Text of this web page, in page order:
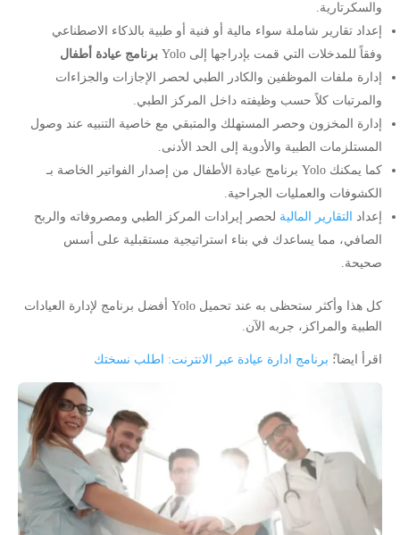
والسكرتارية.
إعداد تقارير شاملة سواء مالية أو فنية أو طبية بالذكاء الاصطناعي
وفقاً للمدخلات التي قمت بإدراجها إلى Yolo
برنامج عيادة أطفال
إدارة ملفات الموظفين والكادر الطبي لحصر الإجازات والجزاءات
والمرتبات كلاً حسب وظيفته داخل المركز الطبي.
إدارة المخزون وحصر المستهلك والمتبقي مع خاصية التنبيه عند وصول
المستلزمات الطبية والأدوية إلى الحد الأدنى.
كما يمكنك Yolo برنامج عيادة الأطفال من إصدار الفواتير الخاصة بـ
الكشوفات والعمليات الجراحية.
إعداد
التقارير المالية لحصر إيرادات المركز الطبي ومصروفاته والربح
الصافي، مما يساعدك في بناء استراتيجية مستقبلية على أسس
صحيحة.
كل هذا وأكثر ستحظى به عند تحميل Yolo أفضل برنامج لإدارة العيادات
الطبية والمراكز، جربه الآن.
اقرأ ايضا:ً برنامج ادارة عيادة عبر الانترنت: اطلب نسختك